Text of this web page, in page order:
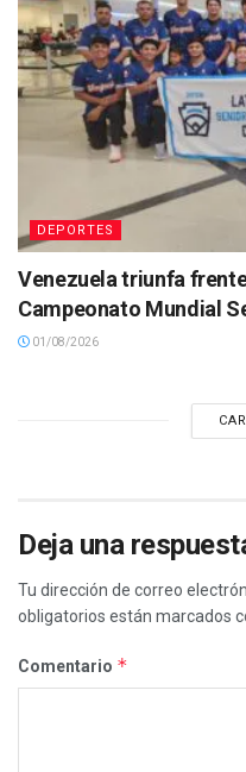
DEPORTES
Venezuela triunfa
Campeonato Mundial
01/08/2026
Deja una
Tu dirección de correo
obligatorios están marcados
Comentario *